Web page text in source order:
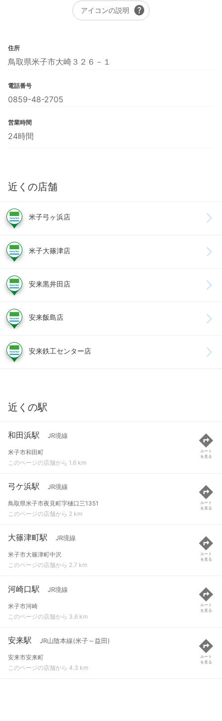
アイコンの説明 help
住所
鳥取県米子市大崎３２６－１
電話番号
0859-48-2705
営業時間
24時間
近くの店舗
米子弓ヶ浜店
米子大篠津店
安来黒井田店
安来飯島店
安来鉄工センター店
近くの駅
和田浜駅 JR境線
米子市和田町
このページの店舗から 1.6 km
ルート
を見る
弓ケ浜駅 JR境線
鳥取県米子市夜見町字樋口三1351
このページの店舗から 2 km
ルート
を見る
大篠津町駅 JR境線
米子市大篠津町中沢
このページの店舗から 2.7 km
ルート
を見る
河崎口駅 JR境線
米子市河崎
このページの店舗から 3.6 km
ルート
を見る
安来駅 JR山陰本線(米子～益田)
安来市安来町
このページの店舗から 4.3 km
ルート
を見る